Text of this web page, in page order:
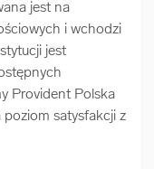
jest na
i wchodzi
jest
Provident Polska
poziom satysfakcji z